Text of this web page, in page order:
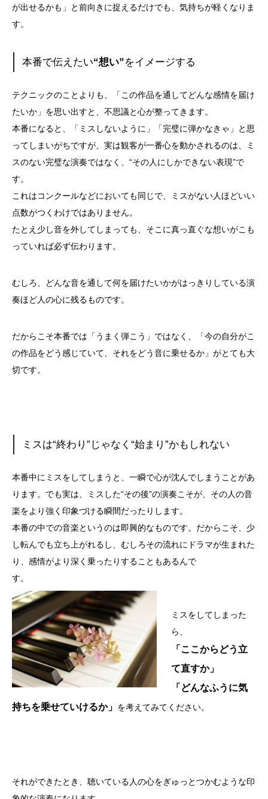
が出せるかも」と前向きに捉えるだけでも、 気持ちが軽くなりま
す。
本番で伝えたい“想い”をイメージする
テクニックのことよりも、「 この作品を通してどんな感情を届け
たいか」を思い出すと、 不思議と心が整ってきます。
本番になると、「ミスしないように」「完璧に弾かなきゃ」
と思
ってしまいがちですが、実は観客が一番心を動かされるのは、ミ
スのない完璧な演奏ではなく、“その人にしかできない表現”で
す。
これはコンクールなどにおいても同じで、ミスがない人ほどいい
点数がつくわけではありません。
たとえ少し音を外してしまっても、 そこに真っ直ぐな想いがこも
っていれば必ず伝わります。
むしろ、
どんな音を通して何を届けたいかがはっきりしている演
奏ほど人の心に残るものです。
だからこそ本番では「うまく弾こう」ではなく、「今の自分がこ
の作品をどう感じていて、 それをどう音に乗せるか」がとても大
切です。
ミスは“終わり”じゃなく“始まり”かもしれない
本番中にミスをしてしまうと、 一瞬で心が沈んでしまうことがあ
ります。でも実は、ミスした“その後”の演奏こそが、 その人の音
楽をより強く印象づける瞬間だったりします。
本番の中での音楽というのは即興的なものです。だからこそ、少
し転んでも立ち上がれるし、むしろその流れにドラマが生まれた
り、 感情がより深く乗ったりすることもあるんで
す。
ミスをしてしまった
ら、
「ここからどう立
て直すか」
「 どんなふうに気
持ちを乗せていけるか」 を考えてみてください。
それができたとき、聴いている人の心をぎゅっとつかむような印